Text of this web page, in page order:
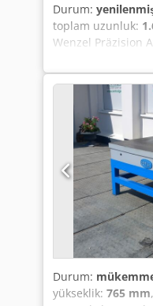
Durum:
toplam uzunluk:
Wenzel Präzision
ölçüm plakası
protokolü ile
Ek ücret
Nakliye ücreti
14. maddesi
Durum:
yükseklik: 765 mm